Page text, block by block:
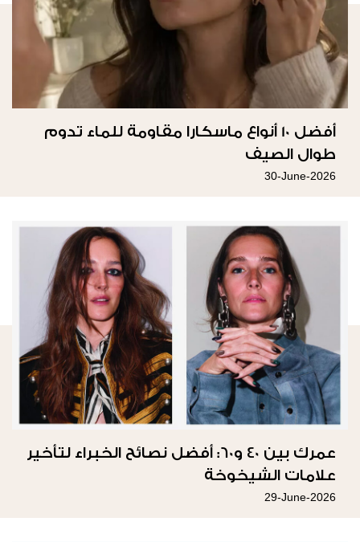
أفضل 10 أنواع ماسكارا مقاومة للماء تدوم
طوال الصيف
30-June-2026
عمرك بين 40 و60: أفضل نصائح الخبراء لتأخير
علامات الشيخوخة
29-June-2026